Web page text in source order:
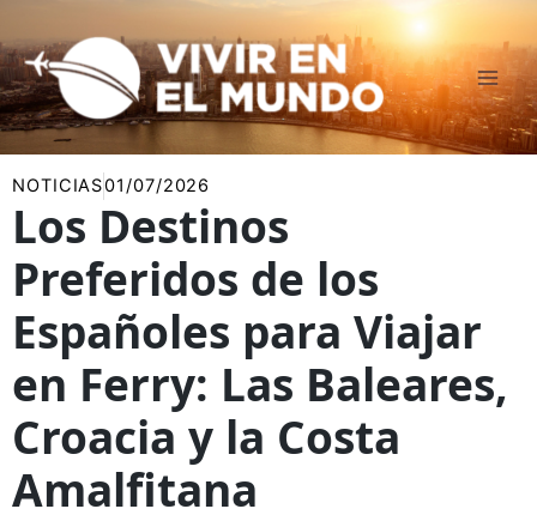
al
contenido
NOTICIAS01/07/2026
Los Destinos
Preferidos de los
Españoles para Viajar
en Ferry: Las Baleares,
Croacia y la Costa
Amalfitana